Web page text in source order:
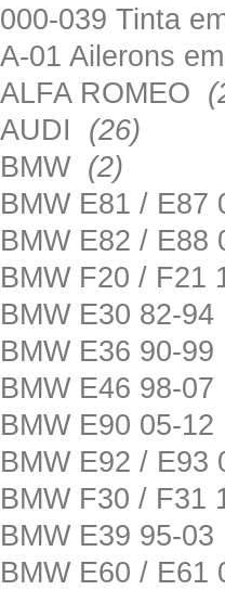
000-039 Tinta
A-01 Ailerons
ALFA ROMEO
AUDI (26)
BMW (2)
BMW E81 / E87
BMW E82 / E88
BMW F20 / F21
BMW E30 82-94
BMW E36 90-99
BMW E46 98-07
BMW E90 05-12
BMW E92 / E93
BMW F30 / F31
BMW E39 95-03
BMW E60 / E61